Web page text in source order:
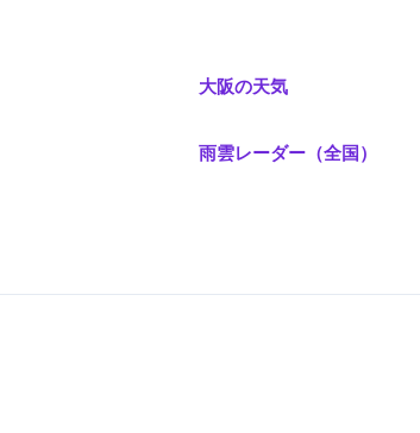
大阪の天気
雨雲レーダー（全国）